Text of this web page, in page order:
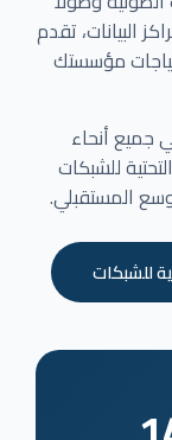
البيانات، تقدم
مؤسستك
أنحاء
للشبكات
المستقبلي.
للشبكات